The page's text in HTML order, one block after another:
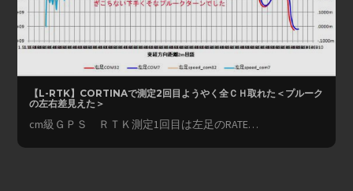
【L-RTK】CORTINAで測定2回目ようやく全ＣＨ取れた＜プルーク
の左右差見えた＞
cm級ＧＰＳ ＲＴＫ測定1回目は左足のRATE…